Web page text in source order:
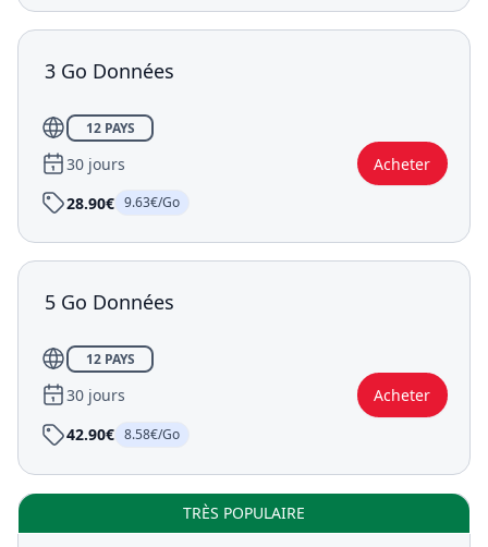
3 Go Données
12 PAYS
30 jours
Acheter
28.90€ 9.63€/Go
5 Go Données
12 PAYS
30 jours
Acheter
42.90€ 8.58€/Go
TRÈS POPULAIRE